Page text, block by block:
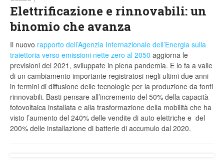
Elettrificazione e rinnovabili: un
binomio che avanza
Il nuovo rapporto dell’Agenzia Internazionale dell’Energia sulla
traiettoria verso emissioni nette zero al 2050 aggiorna le
previsioni del 2021, sviluppate in piena pandemia. E lo fa a valle
di un cambiamento importante registratosi negli ultimi due anni
in termini di diffusione delle tecnologie per la produzione da fonti
rinnovabili. Basti pensare all’incremento del 50% della capacità
fotovoltaica installata e alla trasformazione della mobilità che ha
visto l’aumento del 240% delle vendite di auto elettriche e del
200% delle installazione di batterie di accumulo dal 2020.